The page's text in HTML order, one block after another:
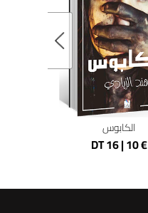
الكابوس
DT 16 | 10 €